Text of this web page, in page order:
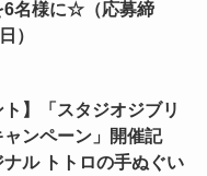
6名様に☆（応募締
）
ト】「スタジオジブリ
ンペーン」開催記
ル トトロの手ぬぐい